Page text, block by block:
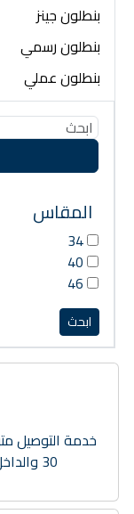
بنطلون جينز
بنطلون رسمي
بنطلون عملي
المقاس
30 والداخل 70 شيكل، خلال 48 ساعة عمل